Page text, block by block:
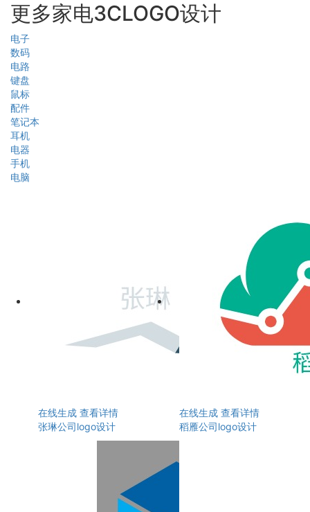
更多家电3CLOGO设计
电子
数码
电路
键盘
鼠标
配件
笔记本
耳机
电器
手机
电脑
在线生成 查看详情
张琳公司logo设计
在线生成 查看详情
稻雁公司logo设计